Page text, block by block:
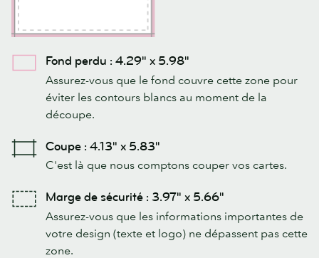
Fond perdu : 4.29" x 5.98"
Assurez-vous que le fond couvre cette zone pour
éviter les contours blancs au moment de la
découpe.
Coupe : 4.13" x 5.83"
C'est là que nous comptons couper vos cartes.
Marge de sécurité : 3.97" x 5.66"
Assurez-vous que les informations importantes de
votre design (texte et logo) ne dépassent pas cette
zone.